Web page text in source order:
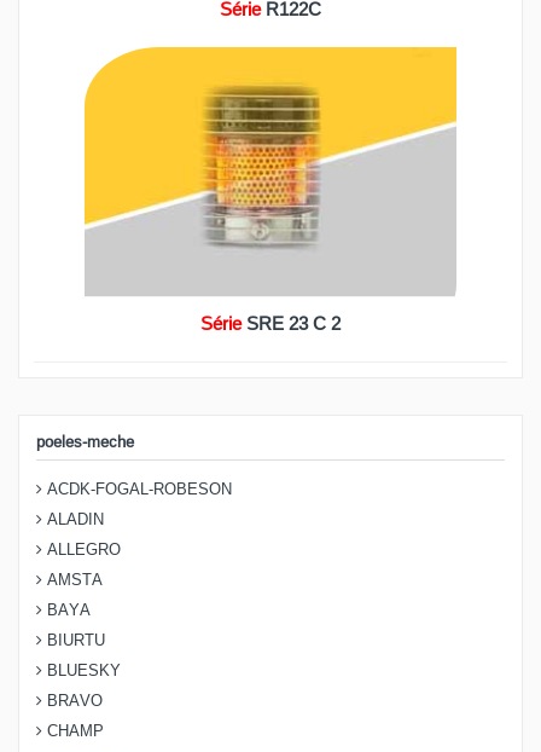
Série R122C
Série SRE 23 C 2
poeles-meche
ACDK-FOGAL-ROBESON
ALADIN
ALLEGRO
AMSTA
BAYA
BIURTU
BLUESKY
BRAVO
CHAMP